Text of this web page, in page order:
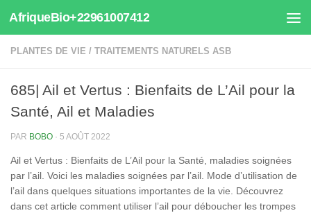
Au dessous du contenu
AfriqueBio+22961007412
PLANTES DE VIE / TRAITEMENTS NATURELS ASB
685| Ail et Vertus : Bienfaits de L’Ail pour la
Santé, Ail et Maladies
PAR BOBO · 5 AOÛT 2022
Ail et Vertus : Bienfaits de L’Ail pour la Santé, maladies soignées
par l’ail. Voici les maladies soignées par l’ail. Mode d’utilisation de
l’ail dans quelques situations importantes de la vie. Découvrez
dans cet article comment utiliser l’ail pour déboucher les trompes